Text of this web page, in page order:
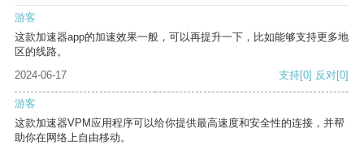
游客
这款加速器app的加速效果一般，可以再提升一下，比如能够支持更多地
区的线路。
2024-06-17
支持[0] 反对[0]
游客
这款加速器VPM应用程序可以给你提供最高速度和安全性的连接，并帮
助你在网络上自由移动。